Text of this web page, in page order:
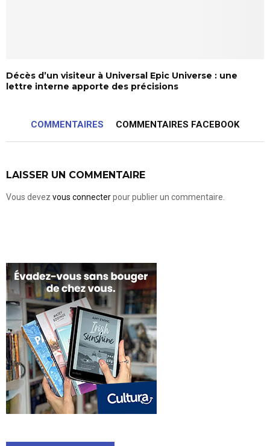
Décès d’un visiteur à Universal Epic Universe : une
lettre interne apporte des précisions
COMMENTAIRES COMMENTAIRES FACEBOOK
LAISSER UN COMMENTAIRE
Vous devez vous connecterpour publier un commentaire.